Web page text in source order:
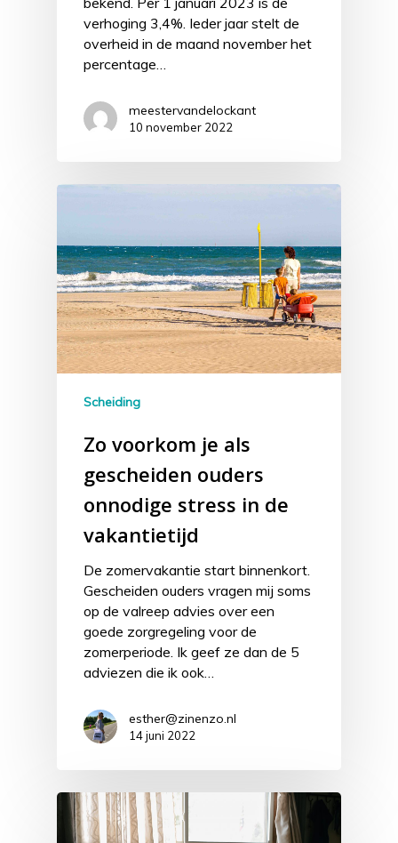
verhoging 3,4%. Ieder jaar stelt de
overheid in de maand november het
percentage…
meestervandelockant
10 november 2022
Scheiding
Zo voorkom je als
gescheiden ouders
onnodige stress in de
vakantietijd
De zomervakantie start binnenkort.
Gescheiden ouders vragen mij soms
op de valreep advies over een
goede zorgregeling voor de
zomerperiode. Ik geef ze dan de 5
adviezen die ik ook…
esther@zinenzo.nl
14 juni 2022